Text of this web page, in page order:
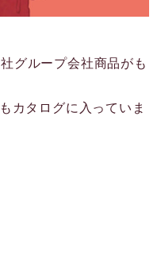
グループ会社商品がも
カタログに入っていま